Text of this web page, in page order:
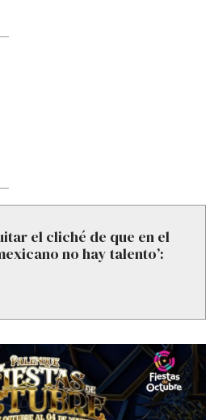
el cliché de que en el
no hay talento’: